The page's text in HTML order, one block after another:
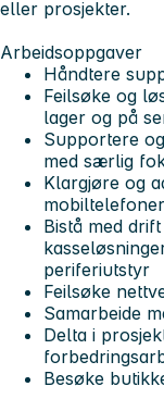
eller prosjekter.
Arbeidsoppgaver
Håndtere
Feilsøke og
lager og på
Supportere
med særlig
Klargjøre og
Bistå med
periferiutstyr
Feilsøke
Samarbeide
Delta i
Besøke